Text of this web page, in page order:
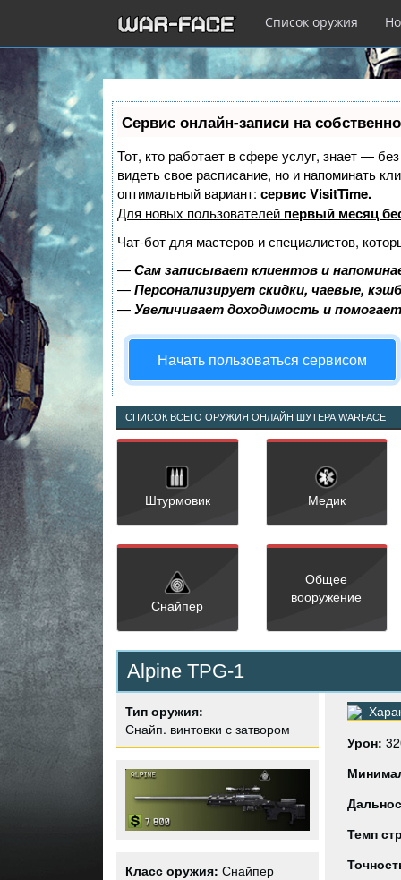
Перейти
к
основному
содержанию
Список оружия
Сервис онлайн-записи на
Тот, кто работает в сфере услуг, знает —
видеть свое расписание, но и напоминать
оптимальный вариант: сервис VisitTime.
Для новых пользователей первый месяц
Чат-бот для мастеров и специалистов,
—Сам записывает клиентов и
—Персонализирует скидки, чаевые,
—Увеличивает доходимость и
Начать пользоваться сервисом
СПИСОК ВСЕГО ОРУЖИЯ ОНЛАЙН ШУТЕРА WARFACE
Штурмовик Медик
Снайпер
Общее
вооружение
Alpine TPG-1
Тип оружия:
Снайп. винтовки с затвором
Класс оружия: Снайпер
Урон:
Темп